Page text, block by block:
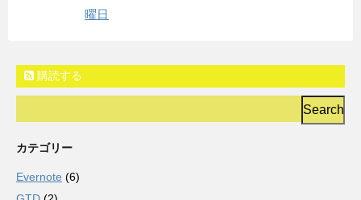
曜日
購読する
カテゴリー
Evernote (6)